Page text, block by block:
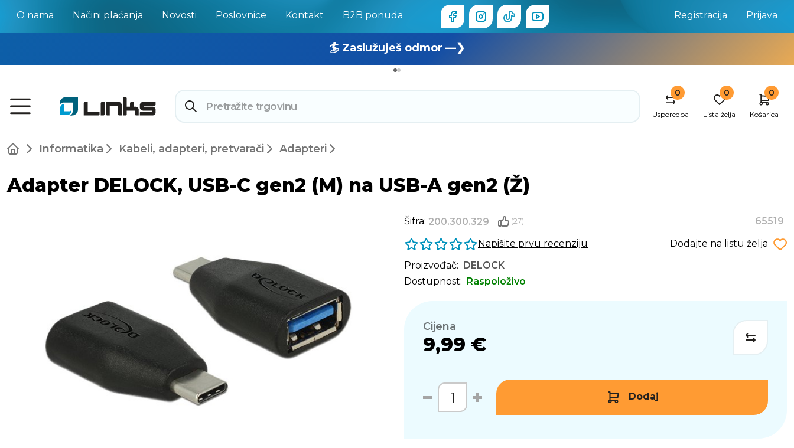
O nama Načini plaćanja Novosti Poslovnice Kontakt B2B ponuda Registracija Prijava
🏄 Zaslužuješ odmor —❯
🔥 OUTLET: TOTALNA RASPRODAJA —❯
0
Usporedba
0
Lista želja
0
Košarica
Informatika Kabeli, adapteri, pretvarači Adapteri
Adapter DELOCK, USB-C gen2 (M) na USB-A gen2 (Ž)
Šifra: 200.300.329 (27)
65519
Napišite prvu recenziju
Dodajte na listu želja
Proizvođač: DELOCK
Dostupnost: Raspoloživo
Cijena
9,99 €
Dodaj